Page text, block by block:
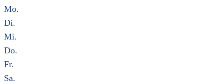
Mo.
Di.
Mi.
Do.
Fr.
Sa.